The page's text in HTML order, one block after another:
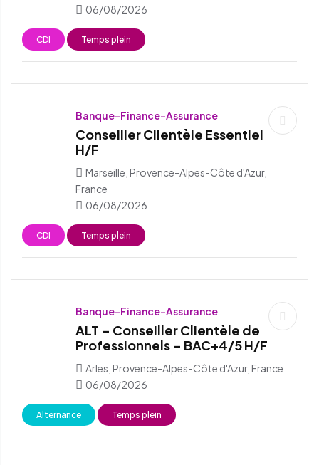
06/08/2026
CDI Temps plein
Banque-Finance-Assurance
Conseiller Clientèle Essentiel
H/F
Marseille, Provence-Alpes-Côte d'Azur,
France
06/08/2026
CDI Temps plein
Banque-Finance-Assurance
ALT – Conseiller Clientèle de
Professionnels – BAC+4/5 H/F
Arles, Provence-Alpes-Côte d'Azur, France
06/08/2026
Alternance Temps plein